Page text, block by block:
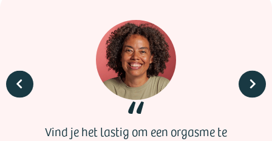
Vind je het lastig om een orgasme te